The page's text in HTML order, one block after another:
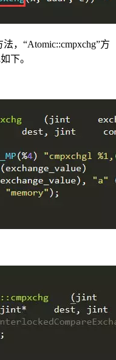
，“Atomic::cmpxchg”方
下。